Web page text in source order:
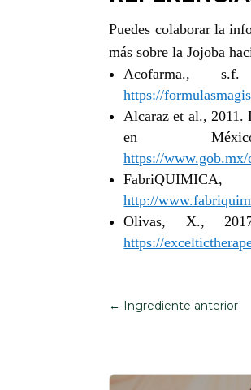
Puedes colaborar la
más sobre la Jojoba
Acofarma.,
https://
Alcaraz et al., 2011.
en
https://www.gob.mx/
http://
Olivas, X.,
https://
← Ingrediente anterior